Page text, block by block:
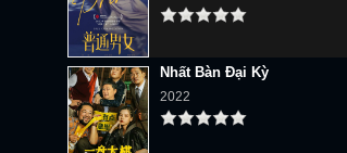
Nhất Bàn Đại Kỳ
2022